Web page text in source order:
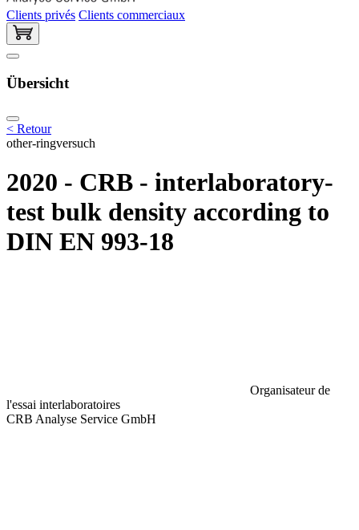
Clients privés Clients commerciaux
Übersicht
< Retour
other-ringversuch
2020 - CRB - interlaboratory-
test bulk density according to
DIN EN 993-18
Organisateur de
l'essai interlaboratoires
CRB Analyse Service GmbH